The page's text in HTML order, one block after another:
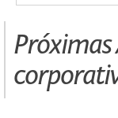
Próximas